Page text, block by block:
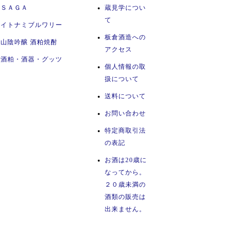
ＳＡＧＡ
イトナミブルワリー
山陰吟醸 酒粕焼酎
酒粕・酒器・グッツ
蔵見学につい
て
板倉酒造への
アクセス
個人情報の取
扱について
送料について
お問い合わせ
特定商取引法
の表記
お酒は20歳に
なってから。
２０歳未満の
酒類の販売は
出来ません。